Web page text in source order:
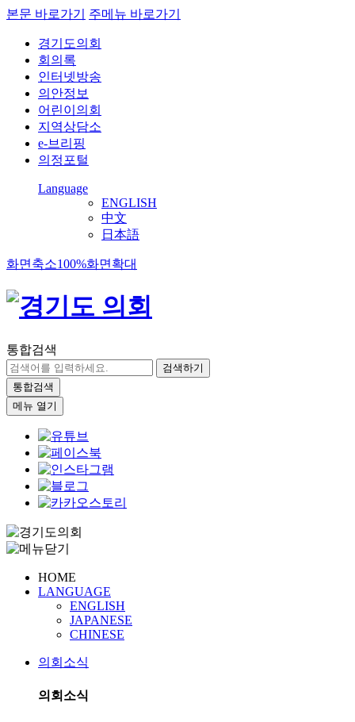
본문 바로가기 주메뉴 바로가기
경기도의회
회의록
인터넷방송
의안정보
어린이의회
지역상담소
e-브리핑
의정포털
Language
ENGLISH
中文
日本語
화면축소100%화면확대
통합검색
검색하기
통합검색
메뉴 열기
HOME
LANGUAGE
ENGLISH
JAPANESE
CHINESE
의회소식
의회소식